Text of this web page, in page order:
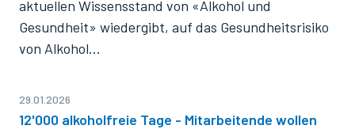
aktuellen Wissensstand von «Alkohol und
Gesundheit» wiedergibt, auf das Gesundheitsrisiko
von Alkohol…
29.01.2026
12'000 alkoholfreie Tage - Mitarbeitende wollen